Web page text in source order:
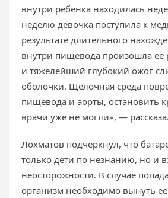
внутри ребенка находилась
неделю девочка поступила к
результате длительного
внутри пищевода произошла ее
и тяжелейший глубокий ожог
оболочки. Щелочная среда
пищевода и аорты, остановить
врачи уже не могли», —
Лохматов подчеркнул, что
только дети по незнанию, но и
неосторожности. В случае
организм необходимо вынуть